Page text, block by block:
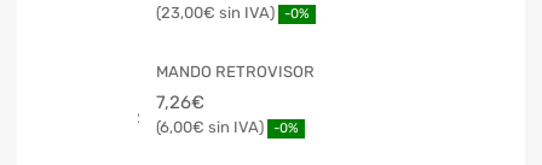
23,00€ -0%
MANDO RETROVISOR
7,26€
6,00€ -0%